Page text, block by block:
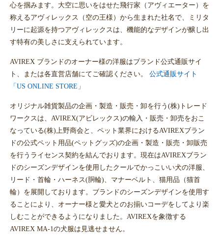
心を掴みます。大空に思いをはせた飛行家（アヴィエーター）を
称えるアヴィレックス（空の王様）から生まれた社名で、ミリタ
リーに起源を持つアヴィレックスは、機能的なデザインが醸し出
す特有の美しさに支えられています。
AVIREX ブランドのオーナー様の洋服はブランド公式通販サイ
ト、または各直営店舗にてご確認ください。 公式通販サイト
「US ONLINE STORE」
オリジナル雑貨製品の企画・製造・販売・卸を行う(株)トレード
ワークスは、AVIREX(アビレックス)の輸入・販売・卸売をおこ
なっている(株)上野商会と、ペット業界におけるAVIREXブラン
ドの公式ペット用品(ペットグッズ)の企画・製造・販売・卸販売
を行うライセンス契約を結んでおります。現在はAVIREXブラン
ドのシーズンデザインを使用したクールでかっこいい犬の洋服、
リード・首輪・ハーネス(胴輪)、マナーベルト、猫用品（猫首
輪）を展開しております。ブランドのシーズンデザインを使用す
ることにより、オーナー様と愛犬とのお揃いコーデをしてより楽
しむことができるようになりました。AVIREXを象徴する
AVIREX MA-1の犬服は見逃せません。